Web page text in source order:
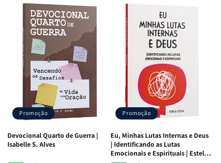
Promoção
Devocional Quarto de Guerra |
Isabelle S. Alves
Promoção
Eu, Minhas Lutas Internas e Deus
| Identificando as Lutas
Emocionais e Espirituais | Estela